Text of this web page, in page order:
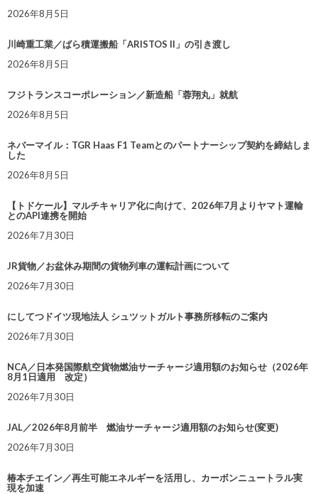
2026年8月5日
川崎重工業／ばら積運搬船「ARISTOS II」の引き渡し
2026年8月5日
フジトランスコーポレーション／新造船「蓉翔丸」就航
2026年8月5日
ネバーマイル：TGR Haas F1 Teamとのパートナーシップ契約を締結しま
した
2026年8月5日
【トドケール】マルチキャリア化に向けて、2026年7月よりヤマト運輸
とのAPI連携を開始
2026年7月30日
JR貨物／お盆休み期間の貨物列車の運転計画について
2026年7月30日
にしてつドイツ現地法人 シュツットガルト事務所移転のご案内
2026年7月30日
NCA／日本発国際航空貨物燃油サーチャージ適用額のお知らせ（2026年
8月1日適用 改定）
2026年7月30日
JAL／2026年8月前半 燃油サーチャージ適用額のお知らせ(変更)
2026年7月30日
椿本チエイン／再生可能エネルギーを活用し、カーボンニュートラル実
現を加速